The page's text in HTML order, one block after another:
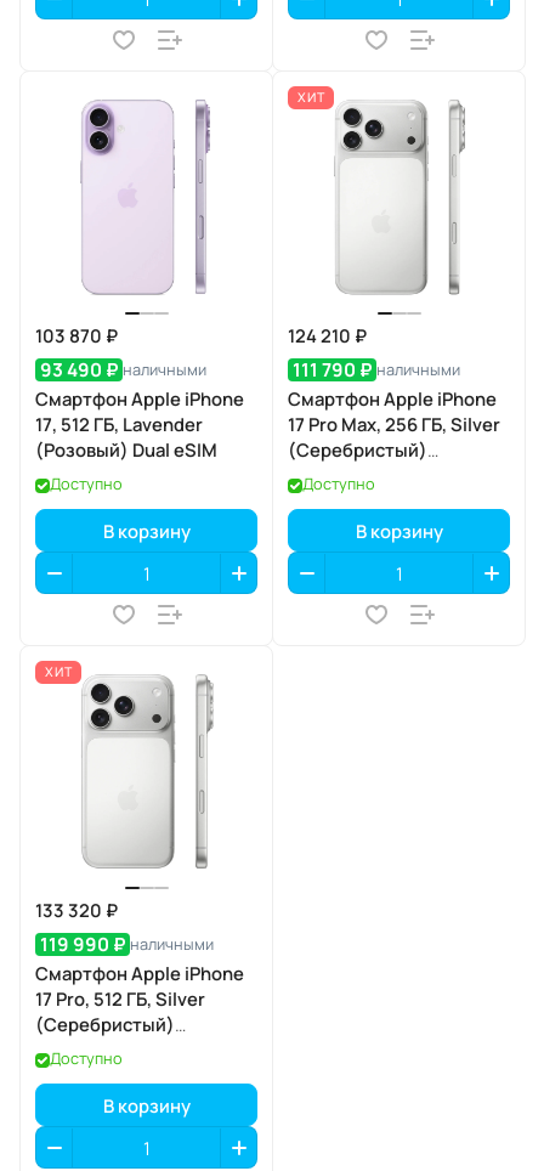
103 870 ₽
93 490 ₽ наличными
Смартфон Apple iPhone
17, 512 ГБ, Lavender
(Розовый) Dual eSIM
Доступно
В корзину
ХИТ
124 210 ₽
111 790 ₽ наличными
Смартфон Apple iPhone
17 Pro Max, 256 ГБ, Silver
(Серебристый)
SIM+eSIM
Доступно
В корзину
ХИТ
133 320 ₽
119 990 ₽ наличными
Смартфон Apple iPhone
17 Pro, 512 ГБ, Silver
(Серебристый)
SIM+eSIM
Доступно
В корзину